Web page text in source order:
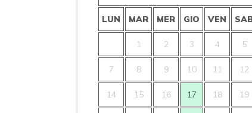
LUN MAR MER GIO VEN
1 2 3 4 5
7 8 9 10 11 12
14 15 16 17 18 19